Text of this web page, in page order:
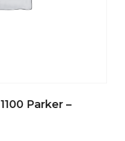
Parker –